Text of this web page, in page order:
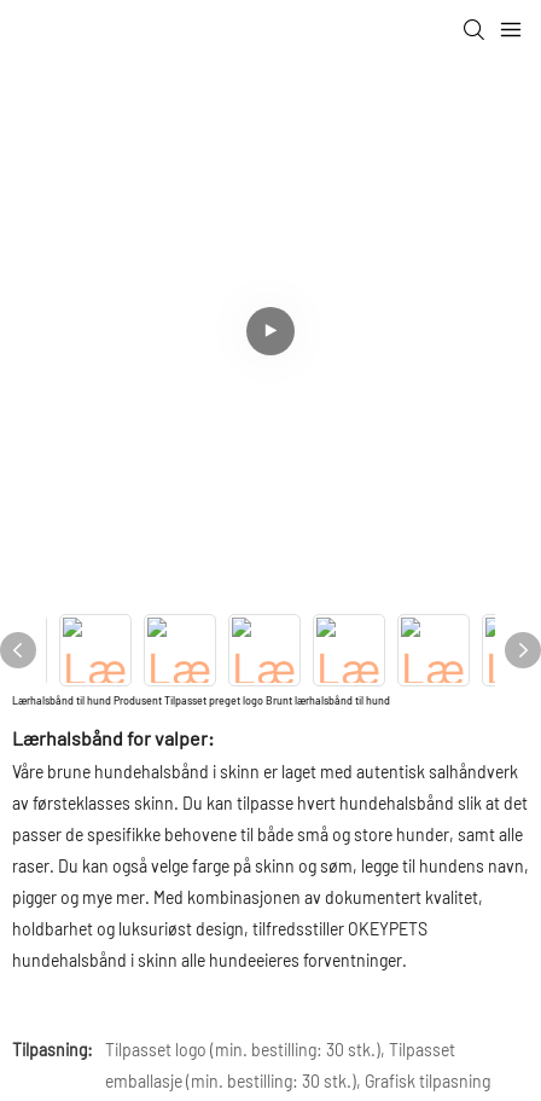
Lærhalsbånd til hund Produsent Tilpasset preget logo Brunt lærhalsbånd til hund
Lærhalsbånd for valper:
Våre brune hundehalsbånd i skinn er laget med autentisk salhåndverk
av førsteklasses skinn. Du kan tilpasse hvert hundehalsbånd slik at det
passer de spesifikke behovene til både små og store hunder, samt alle
raser. Du kan også velge farge på skinn og søm, legge til hundens navn,
pigger og mye mer. Med kombinasjonen av dokumentert kvalitet,
holdbarhet og luksuriøst design, tilfredsstiller OKEYPETS
hundehalsbånd i skinn alle hundeeieres forventninger.
Tilpasning:
Tilpasset logo (min. bestilling: 30 stk.), Tilpasset
emballasje (min. bestilling: 30 stk.), Grafisk tilpasning